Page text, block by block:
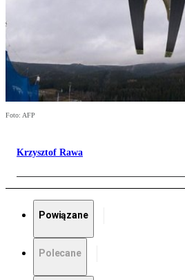
Foto: AFP
Krzysztof Rawa
Powiązane
Polecane